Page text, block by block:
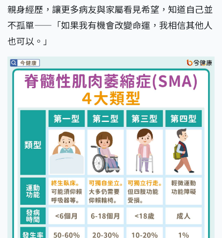
親身經歷，讓更多病友與家屬看見希望，知道自己並
不孤單——「如果我有機會改變命運，我相信其他人
也可以。」